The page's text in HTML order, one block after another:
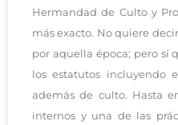
Hermandad de Culto y
más exacto. No quiere
por aquella época; pero sí
los estatutos incluyendo
además de culto. Hasta
internos y una de las